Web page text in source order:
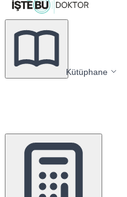
Kütüphane